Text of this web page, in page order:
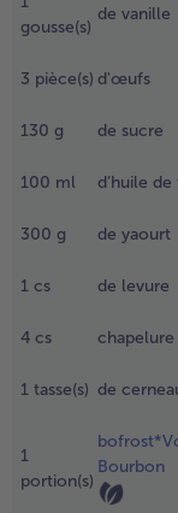
gousse(s)
de vanille
3 pièce(s) d'œufs
130 g de sucre
100 ml d’huile
300 g de yaourt
1 cs de levure
4 cs
1 tasse(s) de
1
portion(s)
Bourbon
10
ce
le
fine.
laisser
ce